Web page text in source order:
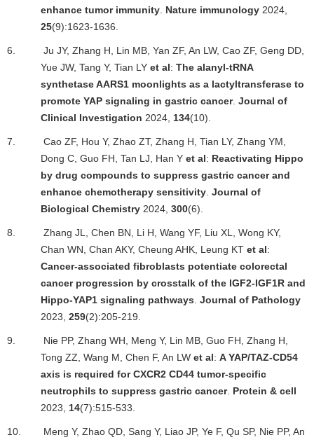
enhance tumor immunity. Nature immunology 2024,
25(9):1623-1636.
6.
Ju JY, Zhang H, Lin MB, Yan ZF, An LW, Cao ZF, Geng DD,
Yue JW, Tang Y, Tian LY et al: The alanyl-tRNA
synthetase AARS1 moonlights as a lactyltransferase to
promote YAP signaling in gastric cancer. Journal of
Clinical Investigation 2024, 134(10).
7.
Cao ZF, Hou Y, Zhao ZT, Zhang H, Tian LY, Zhang YM,
Dong C, Guo FH, Tan LJ, Han Y et al: Reactivating Hippo
by drug compounds to suppress gastric cancer and
enhance chemotherapy sensitivity. Journal of
Biological Chemistry 2024, 300(6).
8.
Zhang JL, Chen BN, Li H, Wang YF, Liu XL, Wong KY,
Chan WN, Chan AKY, Cheung AHK, Leung KT et al:
Cancer-associated fibroblasts potentiate colorectal
cancer progression by crosstalk of the IGF2-IGF1R and
Hippo-YAP1 signaling pathways. Journal of Pathology
2023, 259(2):205-219.
9.
Nie PP, Zhang WH, Meng Y, Lin MB, Guo FH, Zhang H,
Tong ZZ, Wang M, Chen F, An LW et al: A YAP/TAZ-CD54
axis is required for CXCR2 CD44 tumor-specific
neutrophils to suppress gastric cancer. Protein & cell
2023, 14(7):515-533.
10.
Meng Y, Zhao QD, Sang Y, Liao JP, Ye F, Qu SP, Nie PP, An